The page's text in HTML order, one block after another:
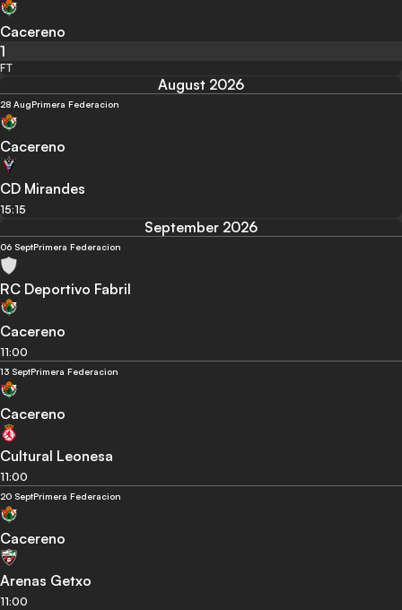
Cacereno
1
FT
August 2026
28 AugPrimera Federacion
Cacereno
CD Mirandes
15:15
September 2026
06 SeptPrimera Federacion
RC Deportivo Fabril
Cacereno
11:00
13 SeptPrimera Federacion
Cacereno
Cultural Leonesa
11:00
20 SeptPrimera Federacion
Cacereno
Arenas Getxo
11:00